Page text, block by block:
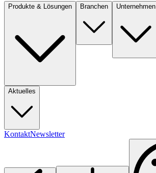
Produkte & Lösungen Branchen Unternehmen
Aktuelles
KontaktNewsletter